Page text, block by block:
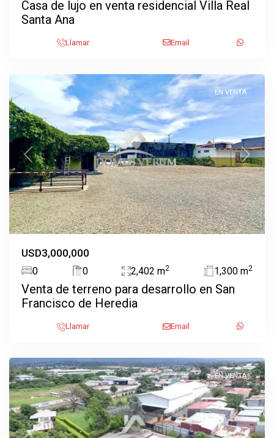
Casa de lujo en venta residencial Villa Real
Santa Ana
Llamar Email
Francisco,
Previous Next
EN VENTA
USD3,000,000
0 0 2,402 m2 1,300 m2
Venta de terreno para desarrollo en San
Francisco de Heredia
Llamar Email
EN VENTA